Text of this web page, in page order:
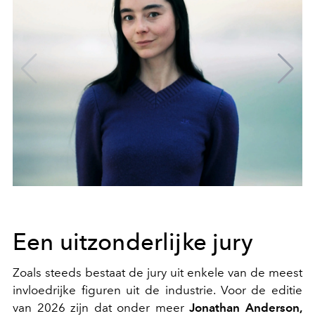
Een uitzonderlijke jury
Zoals steeds bestaat de jury uit enkele van de meest
invloedrijke figuren uit de industrie. Voor de editie
van 2026 zijn dat onder meerJonathan Anderson,